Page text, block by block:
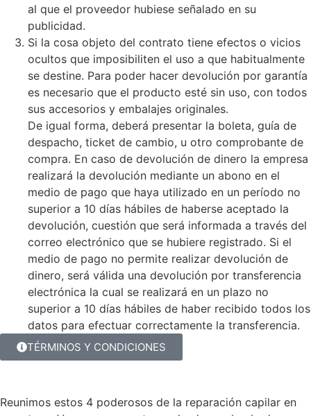
al que el proveedor hubiese señalado en su
publicidad.
Si la cosa objeto del contrato tiene efectos o vicios
ocultos que imposibiliten el uso a que habitualmente
se destine. Para poder hacer devolución por garantía
es necesario que el producto esté sin uso, con todos
sus accesorios y embalajes originales.
De igual forma, deberá presentar la boleta, guía de
despacho, ticket de cambio, u otro comprobante de
compra. En caso de devolución de dinero la empresa
realizará la devolución mediante un abono en el
medio de pago que haya utilizado en un período no
superior a 10 días hábiles de haberse aceptado la
devolución, cuestión que será informada a través del
correo electrónico que se hubiere registrado. Si el
medio de pago no permite realizar devolución de
dinero, será válida una devolución por transferencia
electrónica la cual se realizará en un plazo no
superior a 10 días hábiles de haber recibido todos los
datos para efectuar correctamente la transferencia.
TÉRMINOS Y CONDICIONES
Reunimos estos 4 poderosos de la reparación capilar en